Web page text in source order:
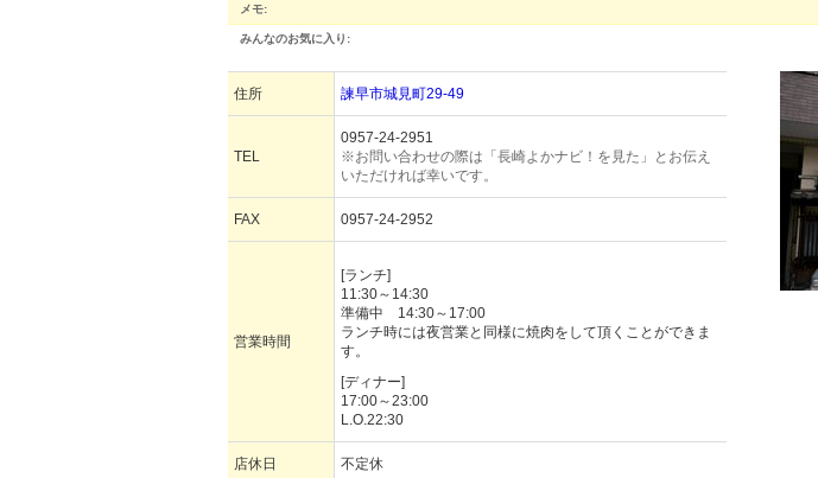
メモ:
みんなのお気に入り:
住所 諫早市城見町29-49
TEL
0957-24-2951
※お問い合わせの際は「長崎よかナビ！を見た」とお伝え
いただければ幸いです。
FAX 0957-24-2952
営業時間
[ランチ]
11:30～14:30
準備中 14:30～17:00
ランチ時には夜営業と同様に焼肉をして頂くことができま
す。
[ディナー]
17:00～23:00
L.O.22:30
店休日 不定休